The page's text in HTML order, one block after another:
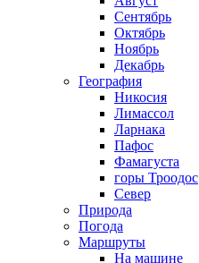
Сентябрь
Октябрь
Ноябрь
Декабрь
География
Никосия
Лимассол
Ларнака
Пафос
Фамагуста
горы Троодос
Север
Природа
Погода
Маршруты
На машине